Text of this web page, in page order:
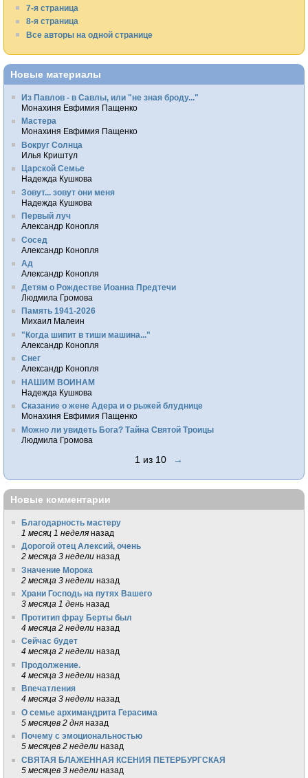
7-я страница
8-я страница
Все авторы на одной странице
Новые материалы
Из Павлов - в Савлы, или "не зная броду..."
Монахиня Евфимия Пащенко
Мастера
Монахиня Евфимия Пащенко
Вокруг Солнца
Илья Криштул
Царской Семье
Надежда Кушкова
Зовут... зовут они меня
Надежда Кушкова
Первый луч
Александр Конопля
Сосед
Александр Конопля
Ад
Александр Конопля
Детям о Рождестве Иоанна Предтечи
Людмила Громова
Память 1941-2026
Михаил Малеин
"Когда шипит в тиши машина..."
Александр Конопля
Снег
Александр Конопля
НАШИМ ВОИНАМ
Надежда Кушкова
Сказание о жене Адера и о рыжей блуднице
Монахиня Евфимия Пащенко
Можно ли увидеть Бога? Тайна Святой Троицы
Людмила Громова
1 из 10 →
Новые комментарии
Благодарность мастеру
1 месяц 1 неделя назад
Дорогой отец Алексий, очень
2 месяца 3 недели назад
Значение Морока
2 месяца 3 недели назад
Храни Господь на путях Вашего
3 месяца 1 день назад
Протитип фрау Берты был
4 месяца 2 недели назад
Сейчас будет
4 месяца 2 недели назад
Продолжение.
4 месяца 3 недели назад
Впечатления
4 месяца 3 недели назад
О семье архимандрита Герасима
5 месяцев 2 дня назад
Почему с эмоциональностью
5 месяцев 2 недели назад
СВЯТАЯ БЛАЖЕННАЯ КСЕНИЯ ПЕТЕРБУРГСКАЯ
5 месяцев 3 недели назад